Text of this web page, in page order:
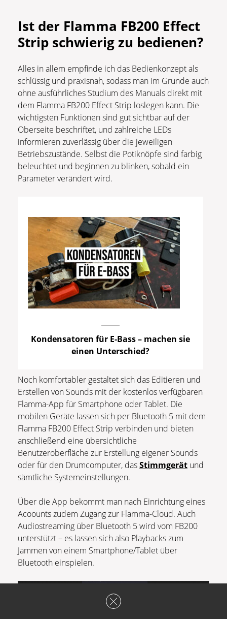
Ist der Flamma FB200 Effect
Strip schwierig zu bedienen?
Alles in allem empfinde ich das Bedienkonzept als
schlüssig und praxisnah, sodass man im Grunde auch
ohne ausführliches Studium des Manuals direkt mit
dem Flamma FB200 Effect Strip loslegen kann. Die
wichtigsten Funktionen sind gut sichtbar auf der
Oberseite beschriftet, und zahlreiche LEDs
informieren zuverlässig über die jeweiligen
Betriebszustände. Selbst die Potiknöpfe sind farbig
beleuchtet und beginnen zu blinken, sobald ein
Parameter verändert wird.
Kondensatoren für E-Bass – machen sie
einen Unterschied?
Noch komfortabler gestaltet sich das Editieren und
Erstellen von Sounds mit der kostenlos verfügbaren
Flamma-App für Smartphone oder Tablet. Die
mobilen Geräte lassen sich per Bluetooth 5 mit dem
Flamma FB200 Effect Strip verbinden und bieten
anschließend eine übersichtliche
Benutzeroberfläche zur Erstellung eigener Sounds
oder für den Drumcomputer, dasStimmgerät und
sämtliche Systemeinstellungen.
Über die App bekommt man nach Einrichtung eines
Acoounts zudem Zugang zur Flamma-Cloud. Auch
Audiostreaming über Bluetooth 5 wird vom FB200
unterstützt – es lassen sich also Playbacks zum
Jammen von einem Smartphone/Tablet über
Bluetooth einspielen.